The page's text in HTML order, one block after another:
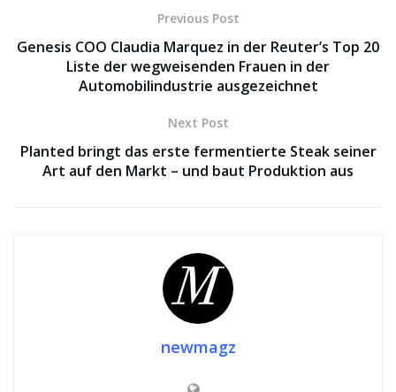
Previous Post
Genesis COO Claudia Marquez in der Reuter’s Top 20
Liste der wegweisenden Frauen in der
Automobilindustrie ausgezeichnet
Next Post
Planted bringt das erste fermentierte Steak seiner
Art auf den Markt – und baut Produktion aus
newmagz